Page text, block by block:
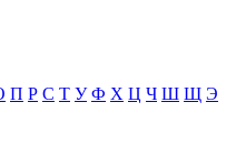
П Р С Т У Ф Х Ц Ч Ш Щ Э